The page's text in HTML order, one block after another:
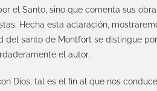
el Santo, sino que comenta sus
Hecha esta aclaración,
del santo de Montfort se distingue
el autor.
Dios, tal es el fin al que nos